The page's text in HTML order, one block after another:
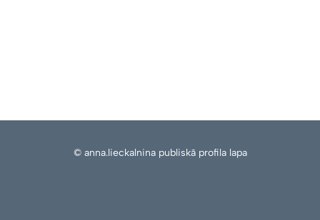
© anna.lieckalnina publiskā profila lapa